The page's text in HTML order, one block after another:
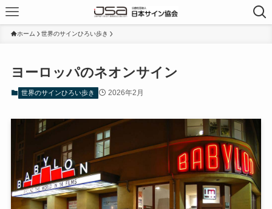
ホーム 世界のサインひろい歩き
ヨーロッパのネオンサイン
世界のサインひろい歩き 2026年2月